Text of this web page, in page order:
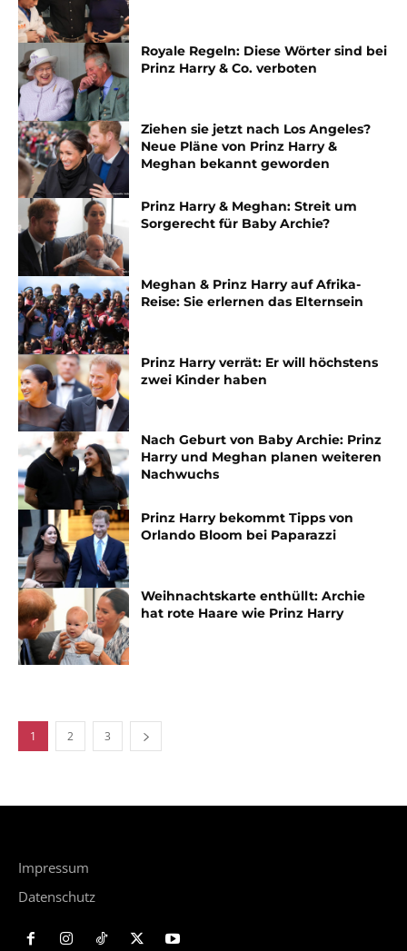
Royale Regeln: Diese Wörter sind bei
Prinz Harry & Co. verboten
Ziehen sie jetzt nach Los Angeles?
Neue Pläne von Prinz Harry &
Meghan bekannt geworden
Prinz Harry & Meghan: Streit um
Sorgerecht für Baby Archie?
Meghan & Prinz Harry auf Afrika-
Reise: Sie erlernen das Elternsein
Prinz Harry verrät: Er will höchstens
zwei Kinder haben
Nach Geburt von Baby Archie: Prinz
Harry und Meghan planen weiteren
Nachwuchs
Prinz Harry bekommt Tipps von
Orlando Bloom bei Paparazzi
Weihnachtskarte enthüllt: Archie
hat rote Haare wie Prinz Harry
1 2 3
Impressum
Datenschutz